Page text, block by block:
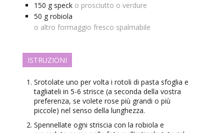
150 g speck o prosciutto o verdure
50 g robiola
o altro formaggio fresco spalmabile
ISTRUZIONI
Srotolate uno per volta i rotoli di pasta sfoglia e
tagliateli in 5-6 strisce (a seconda della vostra
preferenza, se volete rose più grandi o più
piccole) nel senso della lunghezza.
Spennellate ogni striscia con la robiola e